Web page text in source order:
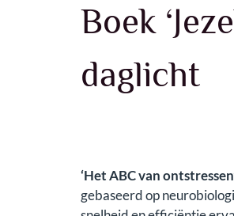
Boek
daglicht
‘Het ABC van
gebaseerd op